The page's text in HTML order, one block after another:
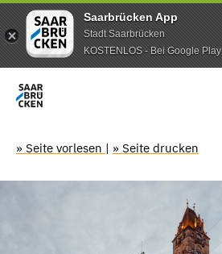
Saarbrücken App
Stadt Saarbrücken
KOSTENLOS - Bei Google Play
» Seite vorlesen | » Seite drucken